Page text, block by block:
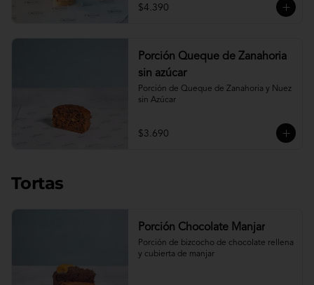
- 2 de vainilla con mermelada de
$4.390
Porción Queque de Zanahoria
sin azúcar
Porción de Queque de Zanahoria y Nuez
sin Azúcar
$3.690
Tortas
Porción Chocolate Manjar
Porción de bizcocho de chocolate rellena
y cubierta de manjar